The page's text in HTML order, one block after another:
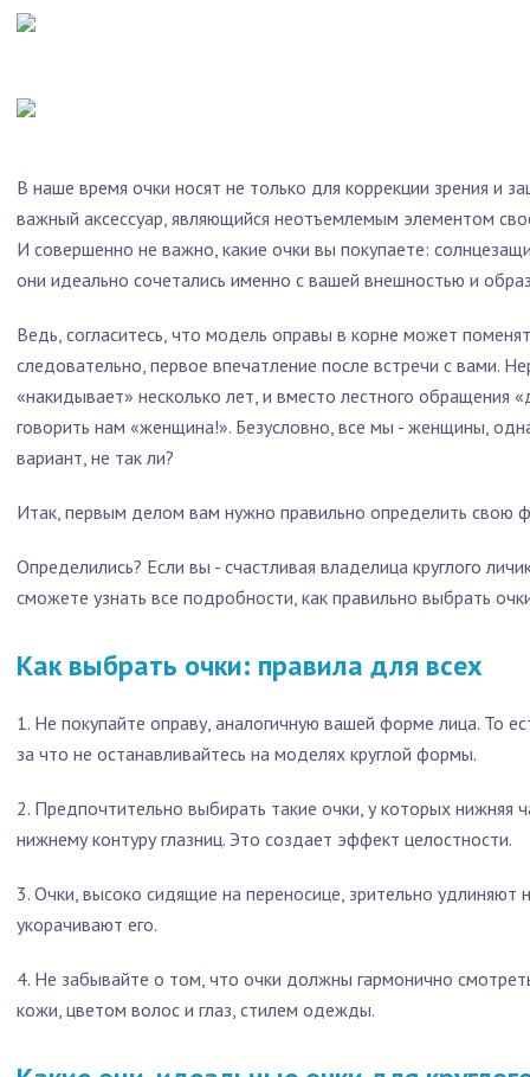
В наше время очки носят не только для коррекции зрения и
важный аксессуар, являющийся неотъемлемым элементом
И совершенно не важно, какие очки вы покупаете:
они идеально сочетались именно с вашей внешностью и
Ведь, согласитесь, что модель оправы в корне может
следовательно, первое впечатление после встречи с вами.
«накидывает» несколько лет, и вместо лестного обращения
говорить нам «женщина!». Безусловно, все мы - женщины,
вариант, не так ли?
Итак, первым делом вам нужно правильно определить свою
Определились? Если вы - счастливая владелица круглого
сможете узнать все подробности, как правильно выбрать
Как выбрать очки: правила для всех
1. Не покупайте оправу, аналогичную вашей форме лица. То
за что не останавливайтесь на моделях круглой формы.
2. Предпочтительно выбирать такие очки, у которых нижняя
нижнему контуру глазниц. Это создает эффект целостности.
3. Очки, высоко сидящие на переносице, зрительно удлиняют
укорачивают его.
4. Не забывайте о том, что очки должны гармонично
кожи, цветом волос и глаз, стилем одежды.